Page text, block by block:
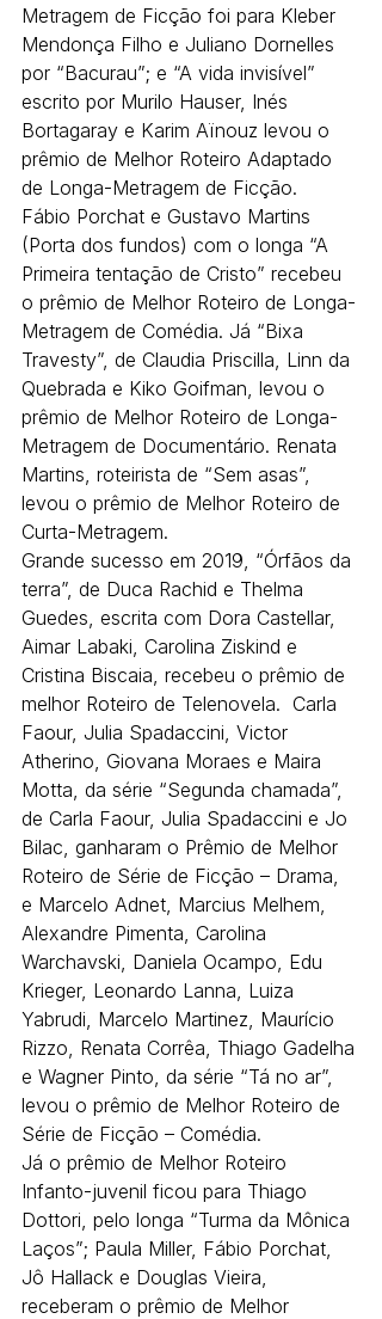
Metragem de Ficção foi para Kleber
Mendonça Filho e Juliano Dornelles
por “Bacurau”; e “A vida invisível”
escrito por Murilo Hauser, Inés
Bortagaray e Karim Aïnouz levou o
prêmio de Melhor Roteiro Adaptado
de Longa-Metragem de Ficção.
Fábio Porchat e Gustavo Martins
(Porta dos fundos) com o longa “A
Primeira tentação de Cristo” recebeu
o prêmio de Melhor Roteiro de Longa-
Metragem de Comédia. Já “Bixa
Travesty”, de Claudia Priscilla, Linn da
Quebrada e Kiko Goifman, levou o
prêmio de Melhor Roteiro de Longa-
Metragem de Documentário. Renata
Martins, roteirista de “Sem asas”,
levou o prêmio de Melhor Roteiro de
Curta-Metragem.
Grande sucesso em 2019, “Órfãos da
terra”, de Duca Rachid e Thelma
Guedes, escrita com Dora Castellar,
Aimar Labaki, Carolina Ziskind e
Cristina Biscaia, recebeu o prêmio de
melhor Roteiro de Telenovela.  Carla
Faour, Julia Spadaccini, Victor
Atherino, Giovana Moraes e Maira
Motta, da série “Segunda chamada”,
de Carla Faour, Julia Spadaccini e Jo
Bilac, ganharam o Prêmio de Melhor
Roteiro de Série de Ficção – Drama,
e Marcelo Adnet, Marcius Melhem,
Alexandre Pimenta, Carolina
Warchavski, Daniela Ocampo, Edu
Krieger, Leonardo Lanna, Luiza
Yabrudi, Marcelo Martinez, Maurício
Rizzo, Renata Corrêa, Thiago Gadelha
e Wagner Pinto, da série “Tá no ar”,
levou o prêmio de Melhor Roteiro de
Série de Ficção – Comédia.
Já o prêmio de Melhor Roteiro
Infanto-juvenil ficou para Thiago
Dottori, pelo longa “Turma da Mônica
Laços”; Paula Miller, Fábio Porchat,
Jô Hallack e Douglas Vieira,
receberam o prêmio de Melhor